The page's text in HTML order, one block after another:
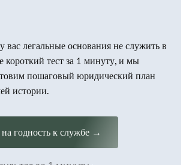
вас легальные основания не служить в
короткий тест за 1 минуту, и мы
пошаговый юридический план
истории.
годность к службе →